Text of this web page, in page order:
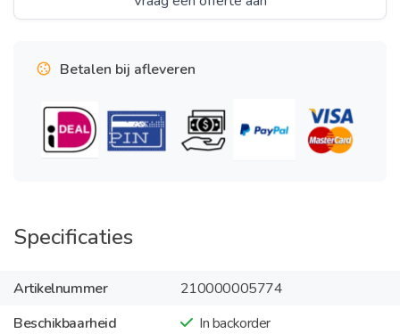
Betalen bij afleveren
Specificaties
Artikelnummer
210000005774
Beschikbaarheid
In backorder